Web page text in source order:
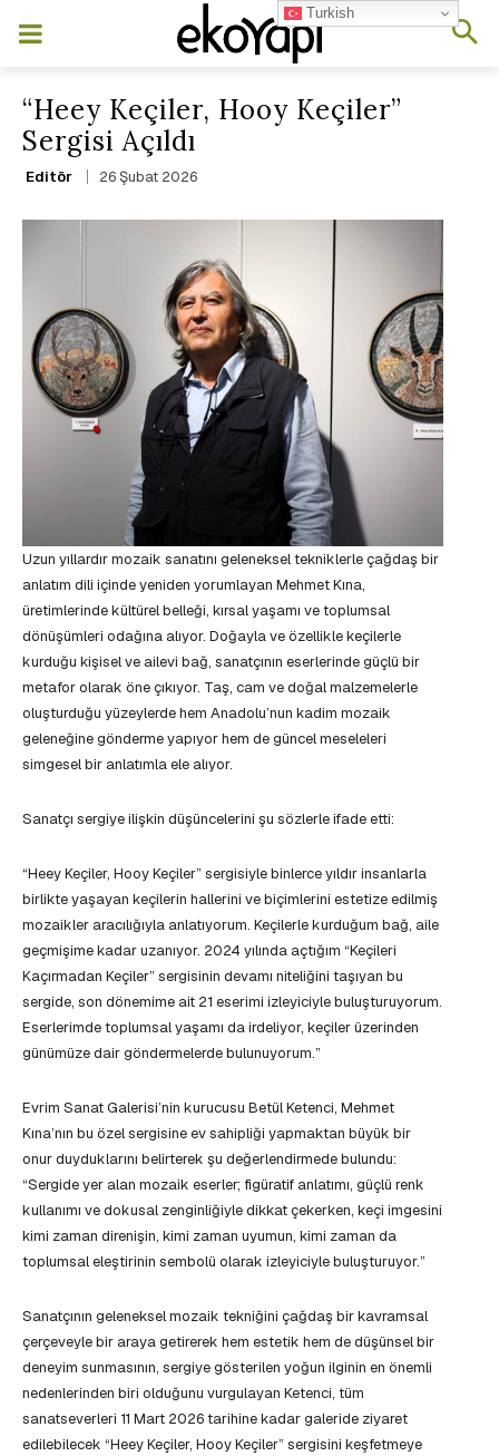
“Heey Keçiler, Hooy Keçiler”
Sergisi Açıldı
Editör 26 Şubat 2026
Uzun yıllardır mozaik sanatını geleneksel tekniklerle çağdaş bir
anlatım dili içinde yeniden yorumlayan Mehmet Kına,
üretimlerinde kültürel belleği, kırsal yaşamı ve toplumsal
dönüşümleri odağına alıyor. Doğayla ve özellikle keçilerle
kurduğu kişisel ve ailevi bağ, sanatçının eserlerinde güçlü bir
metafor olarak öne çıkıyor. Taş, cam ve doğal malzemelerle
oluşturduğu yüzeylerde hem Anadolu’nun kadim mozaik
geleneğine gönderme yapıyor hem de güncel meseleleri
simgesel bir anlatımla ele alıyor.
Sanatçı sergiye ilişkin düşüncelerini şu sözlerle ifade etti:
“Heey Keçiler, Hooy Keçiler” sergisiyle binlerce yıldır insanlarla
birlikte yaşayan keçilerin hallerini ve biçimlerini estetize edilmiş
mozaikler aracılığıyla anlatıyorum. Keçilerle kurduğum bağ, aile
geçmişime kadar uzanıyor. 2024 yılında açtığım “Keçileri
Kaçırmadan Keçiler” sergisinin devamı niteliğini taşıyan bu
sergide, son dönemime ait 21 eserimi izleyiciyle buluşturuyorum.
Eserlerimde toplumsal yaşamı da irdeliyor, keçiler üzerinden
günümüze dair göndermelerde bulunuyorum.”
Evrim Sanat Galerisi’nin kurucusu Betül Ketenci, Mehmet
Kına’nın bu özel sergisine ev sahipliği yapmaktan büyük bir
onur duyduklarını belirterek şu değerlendirmede bulundu:
“Sergide yer alan mozaik eserler; figüratif anlatımı, güçlü renk
kullanımı ve dokusal zenginliğiyle dikkat çekerken, keçi imgesini
kimi zaman direnişin, kimi zaman uyumun, kimi zaman da
toplumsal eleştirinin sembolü olarak izleyiciyle buluşturuyor.”
Sanatçının geleneksel mozaik tekniğini çağdaş bir kavramsal
çerçeveyle bir araya getirerek hem estetik hem de düşünsel bir
deneyim sunmasının, sergiye gösterilen yoğun ilginin en önemli
nedenlerinden biri olduğunu vurgulayan Ketenci, tüm
sanatseverleri 11 Mart 2026 tarihine kadar galeride ziyaret
edilebilecek “Heey Keçiler, Hooy Keçiler” sergisini keşfetmeye
Turkish